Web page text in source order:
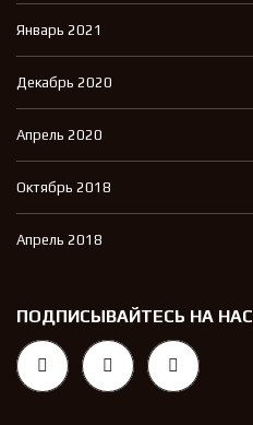
Январь 2021
Декабрь 2020
Апрель 2020
Октябрь 2018
Апрель 2018
ПОДПИСЫВАЙТЕСЬ НА НАС